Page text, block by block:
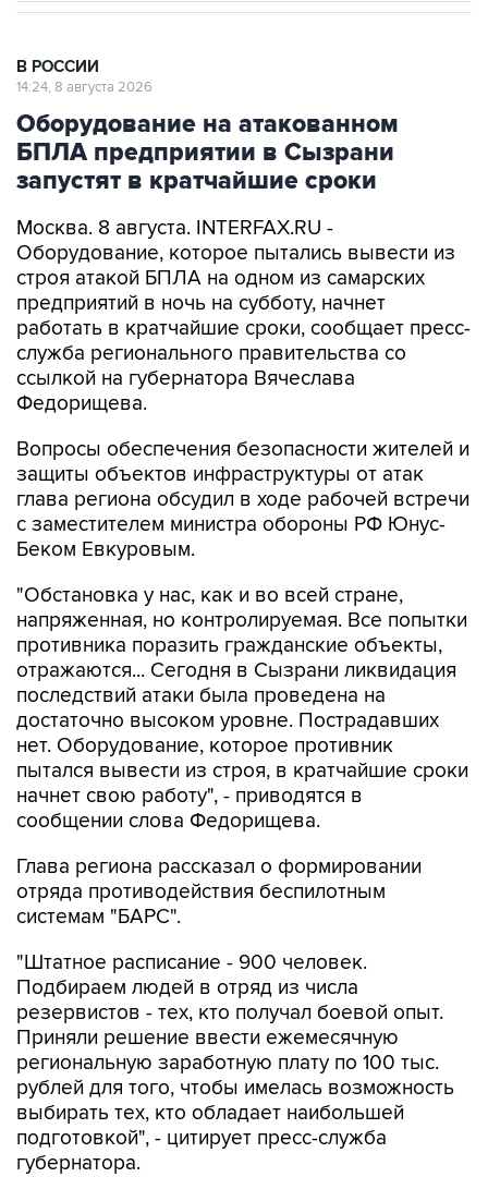
В РОССИИ
14:24, 8 августа 2026
Оборудование на атакованном
БПЛА предприятии в Сызрани
запустят в кратчайшие сроки
Москва. 8 августа. INTERFAX.RU -
Оборудование, которое пытались вывести из
строя атакой БПЛА на одном из самарских
предприятий в ночь на субботу, начнет
работать в кратчайшие сроки, сообщает пресс-
служба регионального правительства со
ссылкой на губернатора Вячеслава
Федорищева.
Вопросы обеспечения безопасности жителей и
защиты объектов инфраструктуры от атак
глава региона обсудил в ходе рабочей встречи
с заместителем министра обороны РФ Юнус-
Беком Евкуровым.
"Обстановка у нас, как и во всей стране,
напряженная, но контролируемая. Все попытки
противника поразить гражданские объекты,
отражаются... Сегодня в Сызрани ликвидация
последствий атаки была проведена на
достаточно высоком уровне. Пострадавших
нет. Оборудование, которое противник
пытался вывести из строя, в кратчайшие сроки
начнет свою работу", - приводятся в
сообщении слова Федорищева.
Глава региона рассказал о формировании
отряда противодействия беспилотным
системам "БАРС".
"Штатное расписание - 900 человек.
Подбираем людей в отряд из числа
резервистов - тех, кто получал боевой опыт.
Приняли решение ввести ежемесячную
региональную заработную плату по 100 тыс.
рублей для того, чтобы имелась возможность
выбирать тех, кто обладает наибольшей
подготовкой", - цитирует пресс-служба
губернатора.